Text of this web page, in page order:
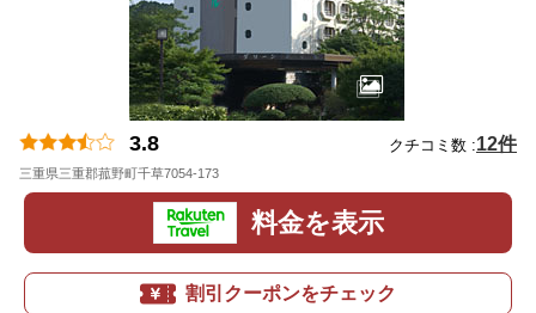
3.8 クチコミ数 :12件
三重県三重郡菰野町千草7054-173
料金を表示
割引クーポンをチェック